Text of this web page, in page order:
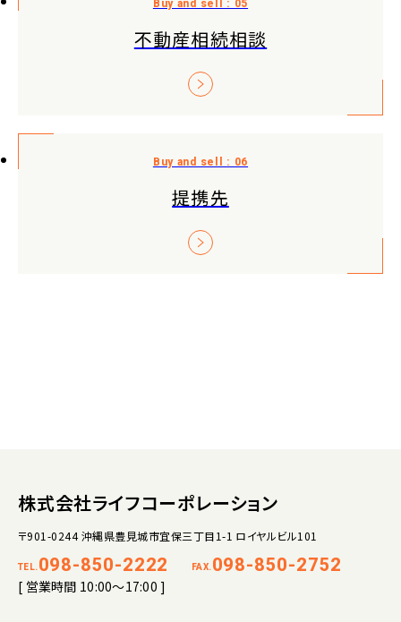
不動産相続相談
提携先
株式会社ライフコーポレーション
〒901-0244 沖縄県豊見城市宜保三丁目1-1 ロイヤルビル101
TEL. 098-850-2222 FAX. 098-850-2752
[ 営業時間 10:00～17:00 ]